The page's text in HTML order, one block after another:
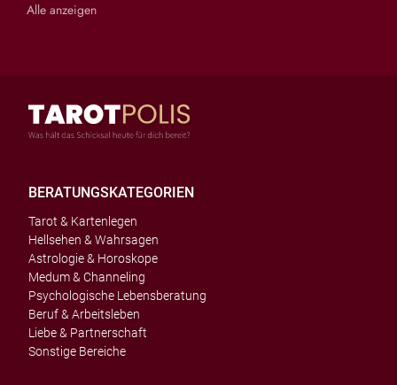
Alle anzeigen
BERATUNGSKATEGORIEN
Tarot & Kartenlegen
Hellsehen & Wahrsagen
Astrologie & Horoskope
Medum & Channeling
Psychologische Lebensberatung
Beruf & Arbeitsleben
Liebe & Partnerschaft
Sonstige Bereiche